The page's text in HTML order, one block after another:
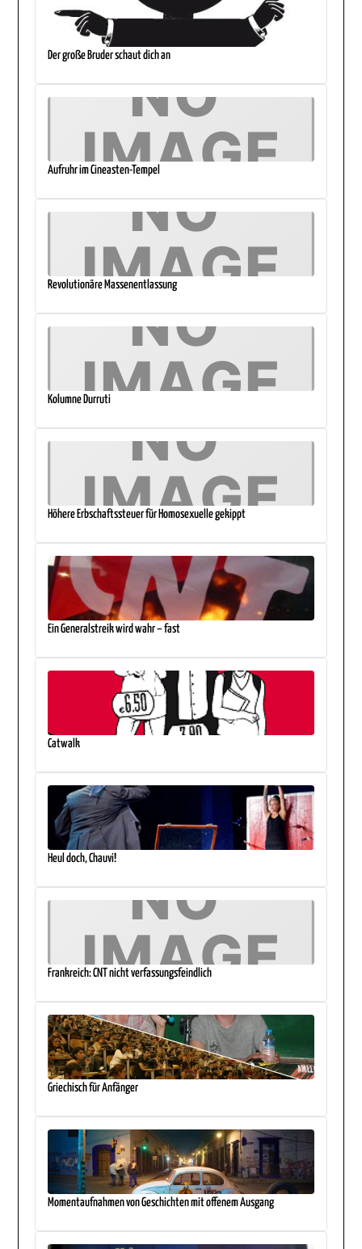
Der große Bruder schaut dich an
Aufruhr im Cineasten-Tempel
Revolutionäre Massenentlassung
Kolumne Durruti
Höhere Erbschaftssteuer für Homosexuelle gekippt
Ein Generalstreik wird wahr – fast
Catwalk
Heul doch, Chauvi!
Frankreich: CNT nicht verfassungsfeindlich
Griechisch für Anfänger
Momentaufnahmen von Geschichten mit offenem Ausgang